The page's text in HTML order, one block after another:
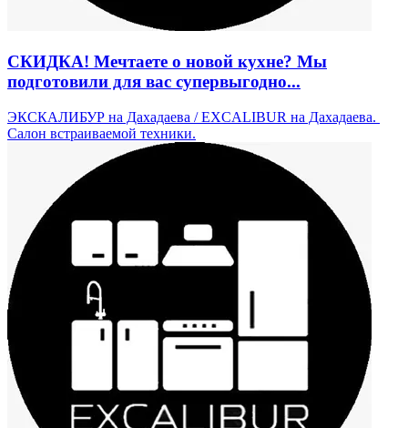
СКИДКА! Мечтаете о новой кухне? Мы
подготовили для вас супервыгодно...
ЭКСКАЛИБУР на Дахадаева / EXCALIBUR на Дахадаева. ​
Салон встраиваемой техники.